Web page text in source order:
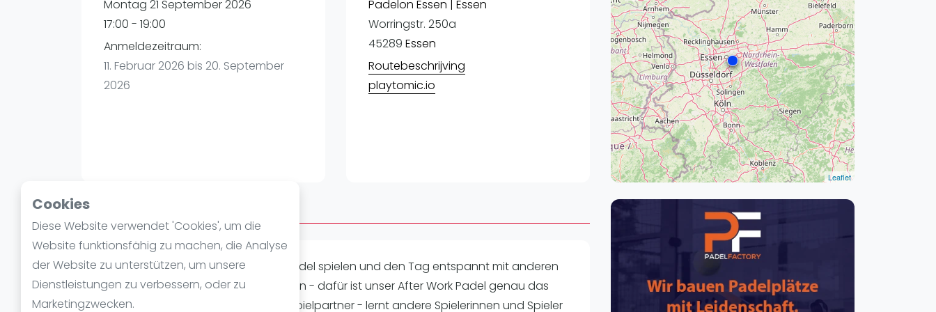
Cookies
Diese Website verwendet 'Cookies', um die
Website funktionsfähig zu machen, die Analyse
der Website zu unterstützen, um unsere
Dienstleistungen zu verbessern, oder zu
Marketingzwecken.
Verschiedenes
Leipzig
Dortmund
Essen
Montag 21 September 2026
17:00 - 19:00
Anmeldezeitraum:
11. Februar 2026 bis 20. September
2026
Padelon Essen | Essen
Worringstr. 250a
45289 Essen
Routebeschrijving
playtomic.io
Leaflet
Über Afterwork
Nach der Arbeit noch eine Runde Padel spielen und den Tag entspannt mit anderen
Padel-Begeisterten ausklingen lassen - dafür ist unser After Work Padel genau das
Richtige. Ihr braucht keinen festen Spielpartner - lernt andere Spielerinnen und Spieler